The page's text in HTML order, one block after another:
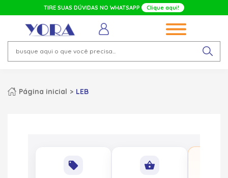
TIRE SUAS DÚVIDAS NO WHATSAPP Clique aqui!
Página inicial LEB
local_offer shopping_basket